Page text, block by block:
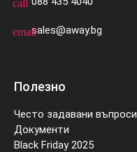
call
emailsales@away.bg
Полезно
Често задавани въпроси
Документи
Black Friday 2025